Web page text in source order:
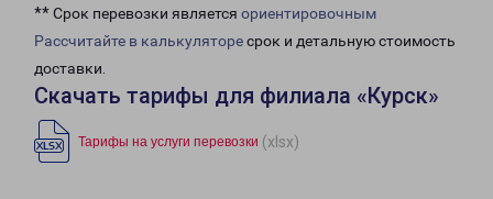
** Срок перевозки является ориентировочным
Рассчитайте в калькуляторесрок и детальную стоимость
доставки.
Скачать тарифы для филиала «Курск»
Тарифы на услуги перевозки (xlsx)